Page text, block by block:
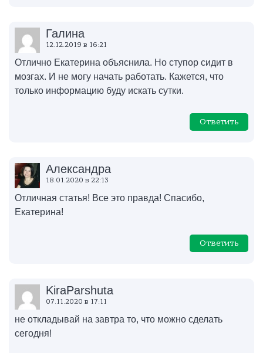
Галина
12.12.2019 в 16:21
Отлично Екатерина объяснила. Но ступор сидит в
мозгах. И не могу начать работать. Кажется, что
только информацию буду искать сутки.
Ответить
Александра
18.01.2020 в 22:13
Отличная статья! Все это правда! Спасибо,
Екатерина!
Ответить
KiraParshuta
07.11.2020 в 17:11
не откладывай на завтра то, что можно сделать
сегодня!